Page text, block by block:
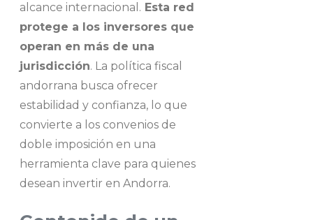
alcance internacional. Esta red
protege a los inversores que
operan en más de una
jurisdicción. La política fiscal
andorrana busca ofrecer
estabilidad y confianza, lo que
convierte a los convenios de
doble imposición en una
herramienta clave para quienes
desean invertir en Andorra.